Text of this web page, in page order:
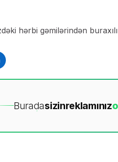
hərbi gəmilərindən
Buradasizinreklamınız